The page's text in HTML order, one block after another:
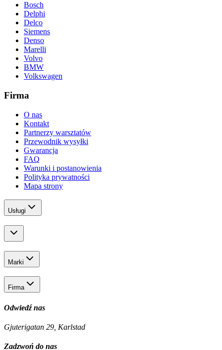
Bosch
Delphi
Delco
Siemens
Denso
Marelli
Volvo
BMW
Volkswagen
Firma
O nas
Kontakt
Partnerzy warsztatów
Przewodnik wysyłki
Gwarancja
FAQ
Warunki i postanowienia
Polityka prywatności
Mapa strony
Usługi
Marki
Firma
Odwiedź nas
Gjuterigatan 29, Karlstad
Zadzwoń do nas